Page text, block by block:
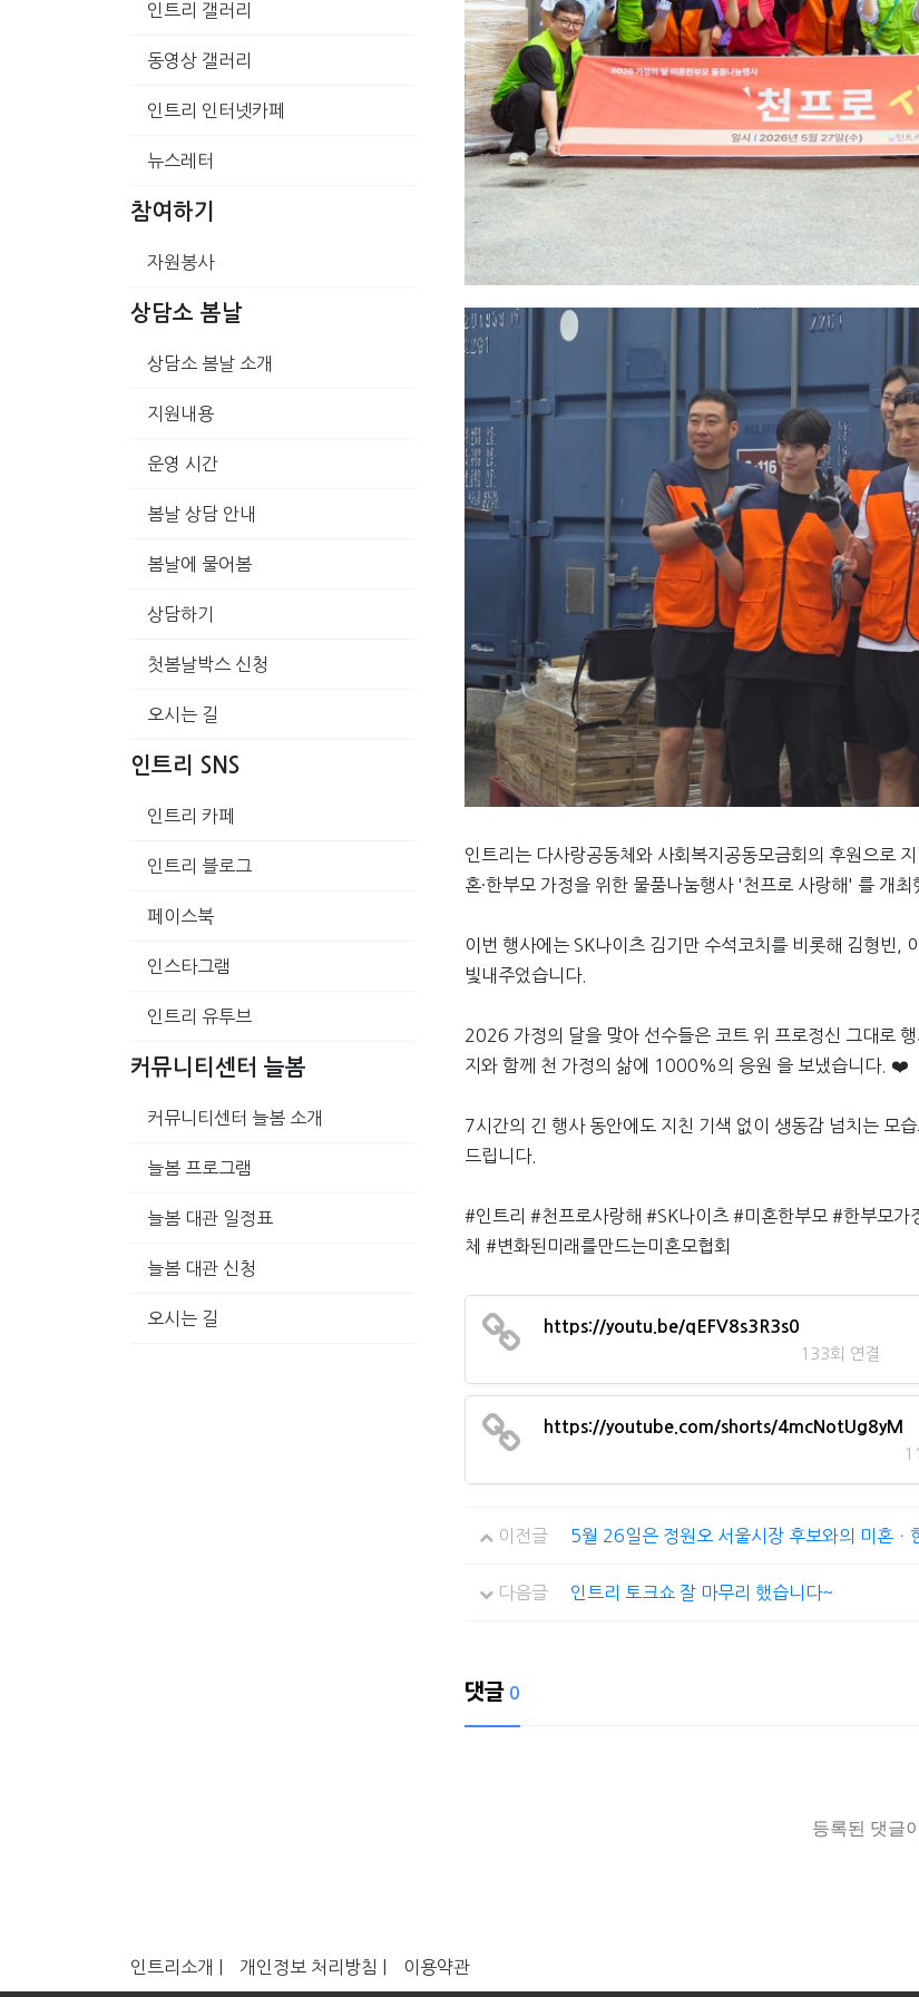
인트리 갤러리
동영상 갤러리
인트리 인터넷카페
뉴스레터
참여하기
자원봉사
상담소 봄날
상담소 봄날 소개
지원내용
운영 시간
봄날 상담 안내
봄날에 물어봄
상담하기
첫봄날박스 신청
오시는 길
인트리 SNS
인트리 카페
인트리 블로그
페이스북
인스타그램
인트리 유투브
커뮤니티센터 늘봄
커뮤니티센터 늘봄 소개
늘봄 프로그램
늘봄 대관 일정표
늘봄 대관 신청
오시는 길
인트리는 다사랑공동체와 사회복지공동모금회의 후원으로
혼·한부모 가정을 위한 물품나눔행사 '천프로 사랑해' 를 개최
이번 행사에는 SK나이츠 김기만 수석코치를 비롯해 김형빈,
빛내주었습니다.
2026 가정의 달을 맞아 선수들은 코트 위 프로정신 그대로
지와 함께 천 가정의 삶에 1000%의 응원 을 보냈습니다. ❤️
7시간의 긴 행사 동안에도 지친 기색 없이 생동감 넘치는 모
드립니다.
#인트리 #천프로사랑해 #SK나이츠 #미혼한부모 #한부모
체 #변화된미래를만드는미혼모협회
https://youtu.be/qEFV8s3R3s0
133회 연결
https://youtube.com/shorts/4mcNotUg8yM
이전글 5월 26일은 정원오 서울시장 후보와의 미혼ㆍ
다음글 인트리 토크쇼 잘 마무리 했습니다~
댓글 0
등록된 댓글
인트리소개 | 개인정보 처리방침 | 이용약관